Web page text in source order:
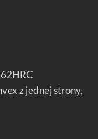
z jednej strony,